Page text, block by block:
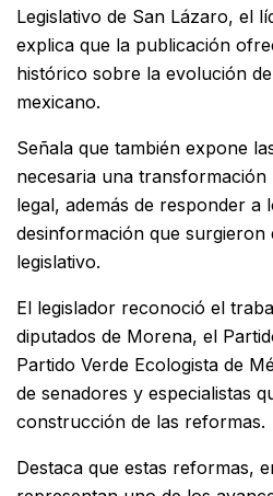
Legislativo de San Lázaro, el
explica que la publicación
histórico sobre la evolución
mexicano.
Señala que también expone
necesaria una
legal, además de responder a
desinformación que surgieron
legislativo.
El legislador reconoció el
diputados de Morena, el
Partido Verde Ecologista de
de senadores y especialistas
construcción de las reformas.
Destaca que estas reformas,